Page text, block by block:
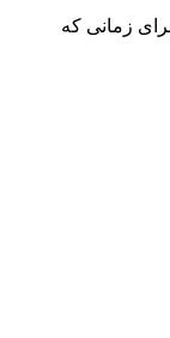
زمانی که